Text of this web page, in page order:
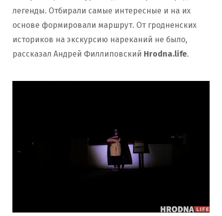
легенды. Отбирали самые интересные и на их
основе формировали маршрут. От гродненских
историков на экскурсию нареканий не было,
рассказал Андрей Филлиповский Hrodna.life.